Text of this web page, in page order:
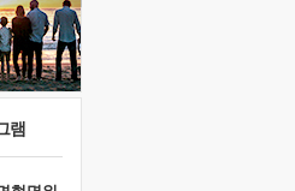
니
유년 시절의 부산 영도 바다
램